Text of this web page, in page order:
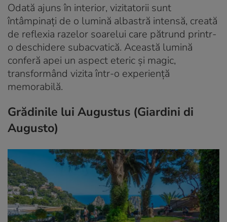
Odată ajuns în interior, vizitatorii sunt
întâmpinați de o lumină albastră intensă, creată
de reflexia razelor soarelui care pătrund printr-
o deschidere subacvatică. Această lumină
conferă apei un aspect eteric și magic,
transformând vizita într-o experiență
memorabilă.
Grădinile lui Augustus (Giardini di
Augusto)